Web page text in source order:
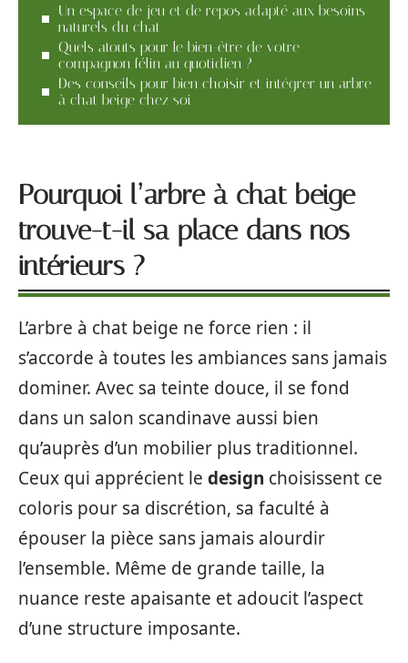
Un espace de jeu et de repos adapté aux besoins
naturels du chat
Quels atouts pour le bien-être de votre
compagnon félin au quotidien ?
Des conseils pour bien choisir et intégrer un arbre
à chat beige chez soi
Pourquoi l’arbre à chat beige
trouve-t-il sa place dans nos
intérieurs ?
L’arbre à chat beige ne force rien : il
s’accorde à toutes les ambiances sans jamais
dominer. Avec sa teinte douce, il se fond
dans un salon scandinave aussi bien
qu’auprès d’un mobilier plus traditionnel.
Ceux qui apprécient le design choisissent ce
coloris pour sa discrétion, sa faculté à
épouser la pièce sans jamais alourdir
l’ensemble. Même de grande taille, la
nuance reste apaisante et adoucit l’aspect
d’une structure imposante.